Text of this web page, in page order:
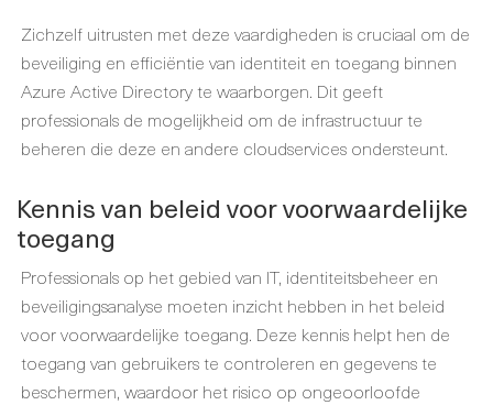
Zichzelf uitrusten met deze vaardigheden is cruciaal om de
beveiliging en efficiëntie van identiteit en toegang binnen
Azure Active Directory te waarborgen. Dit geeft
professionals de mogelijkheid om de infrastructuur te
beheren die deze en andere cloudservices ondersteunt.
Kennis van beleid voor voorwaardelijke
toegang
Professionals op het gebied van IT, identiteitsbeheer en
beveiligingsanalyse moeten inzicht hebben in het beleid
voor voorwaardelijke toegang. Deze kennis helpt hen de
toegang van gebruikers te controleren en gegevens te
beschermen, waardoor het risico op ongeoorloofde